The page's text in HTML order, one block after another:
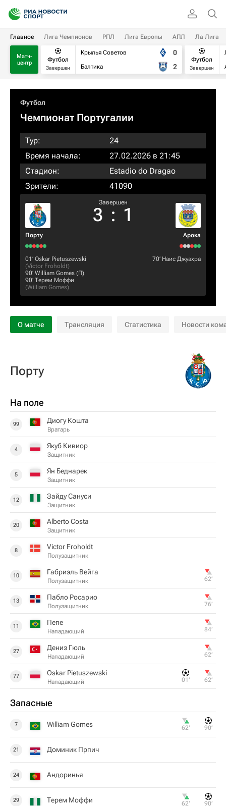
Главное Лига Чемпионов РПЛ Лига Европы АПЛ Ла Лига
Матч-
центр
Футбол
Завершен
Крылья Советов
Балтика
0
2
Футбол
Завершен
Футбол
Чемпионат Португалии
Тур:
24
Время начала:
27.02.2026 в 21:45
Стадион:
Estadio do Dragao
Зрители:
41090
Порту
Завершен
3 : 1
Арока
01‎’‎ Oskar Pietuszewski
(Victor Froholdt)
90‎’‎ William Gomes (П)
90‎’‎ Терем Моффи
(William Gomes)
70‎’‎ Наис Джуахра
О матче Трансляция Статистика Новости
Порту
На поле
99 Диогу Кошта
Вратарь
4 Якуб Кивиор
Защитник
5 Ян Беднарек
Защитник
12 Зайду Сануси
Защитник
20 Alberto Costa
Защитник
8 Victor Froholdt
Полузащитник
10 Габриэль Вейга
Полузащитник 62‎’‎
13 Пабло Росарио
Полузащитник 76‎’‎
11 Пепе
Нападающий 84‎’‎
27 Дениз Гюль
Нападающий 62‎’‎
77 Oskar Pietuszewski
Нападающий 01‎’‎ 62‎’‎
Запасные
7 William Gomes 62‎’‎ 90‎’‎
21 Доминик Прпич
24 Андоринья
29 Терем Моффи 62‎’‎ 90‎’‎